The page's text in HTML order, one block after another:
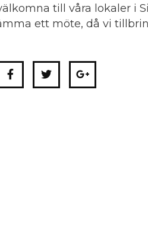
till våra lokaler i
ett möte, då vi